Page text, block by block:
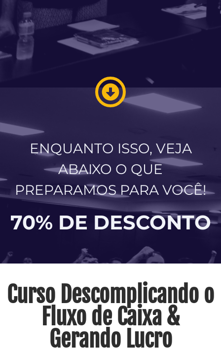
ENQUANTO ISSO, VEJA
ABAIXO O QUE
PREPARAMOS PARA VOCÊ!
70% DE DESCONTO
Curso Descomplicando o
Fluxo de Caixa &
Gerando Lucro